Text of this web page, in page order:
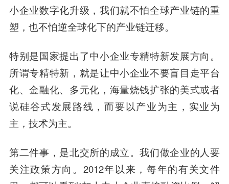
小企业数字化升级，我们就不怕全球产业链的重
塑，也不怕逆全球化下的产业链迁移。
特别是国家提出了中小企业专精特新发展方向。
所谓专精特新，就是让中小企业不要盲目走平台
化、金融化、多元化，海量烧钱扩张的美式或者
说硅谷式发展路线，而要以产业为主，实业为
主，技术为主。
第二件事，是北交所的成立。我们做企业的人要
关注政策方向。2012年以来，每年的有关文件